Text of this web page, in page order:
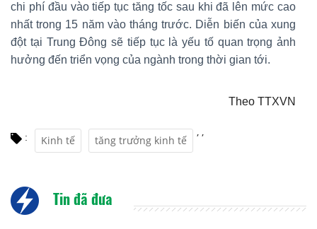
chi phí đầu vào tiếp tục tăng tốc sau khi đã lên mức cao
nhất trong 15 năm vào tháng trước. Diễn biến của xung
đột tại Trung Đông sẽ tiếp tục là yếu tố quan trọng ảnh
hưởng đến triển vọng của ngành trong thời gian tới.
Theo TTXVN
: Kinh tế
,
tăng trưởng kinh tế
,
Tin đã đưa